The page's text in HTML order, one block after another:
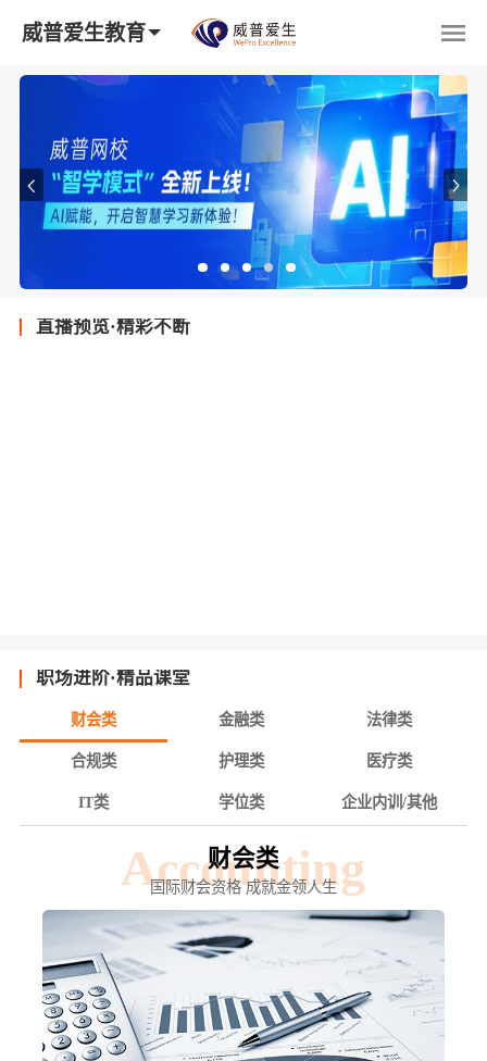
威普爱生教育
直播预览·精彩不断
职场进阶·精品课堂
财会类 金融类 法律类
合规类 护理类 医疗类
IT类 学位类 企业内训/其他
Accounting
财会类
国际财会资格 成就金领人生